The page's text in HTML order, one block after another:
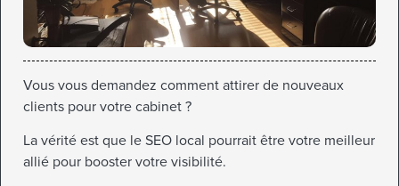
Vous vous demandez comment attirer de nouveaux
clients pour votre cabinet ?
La vérité est que le SEO local pourrait être votre meilleur
allié pour booster votre visibilité.